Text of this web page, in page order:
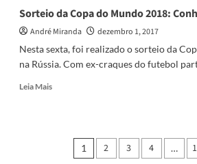
Sorteio da Copa do Mundo 2018:
André Miranda
dezembro 1, 2017
Nesta sexta, foi realizado o sorteio da
na Rússia. Com ex-craques do futebol
Leia MaisRead
Paginação
1 2 3 4 …